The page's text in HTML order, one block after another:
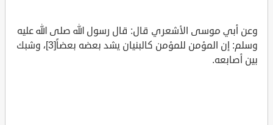
وعن أبي موسى الأشعري قال: قال رسول الله صلى الله عليه
وسلم: إن المؤمن للمؤمن كالبنيان يشد بعضه بعضاً[3]، وشبك
بين أصابعه.